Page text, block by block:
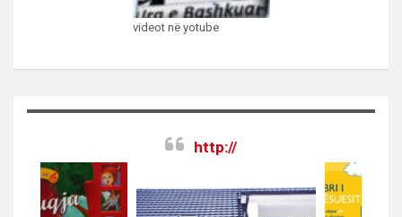
videot në yotube
http://